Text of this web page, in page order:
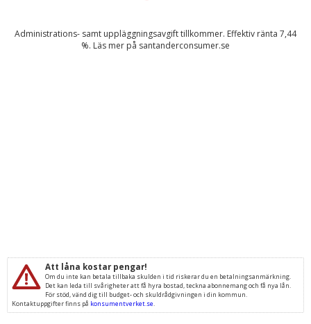
Administrations- samt uppläggningsavgift tillkommer. Effektiv ränta 7,44
%. Läs mer på santanderconsumer.se
Att låna kostar pengar!
Om du inte kan betala tillbaka skulden i tid riskerar du en betalningsanmärkning.
Det kan leda till svårigheter att få hyra bostad, teckna abonnemang och få nya lån.
För stöd, vänd dig till budget- och skuldrådgivningen i din kommun.
Kontaktuppgifter finns på konsumentverket.se.